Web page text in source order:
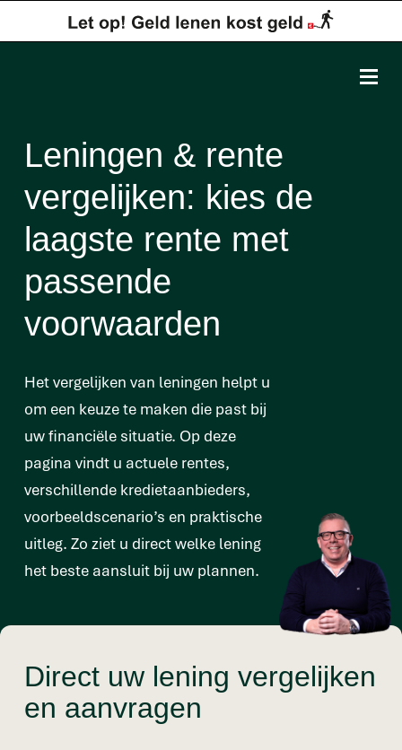
Leningen & rente
vergelijken: kies de
laagste rente met
passende
voorwaarden
Het vergelijken van leningen helpt u
om een keuze te maken die past bij
uw financiële situatie. Op deze
pagina vindt u actuele rentes,
verschillende kredietaanbieders,
voorbeeldscenario’s en praktische
uitleg. Zo ziet u direct welke lening
het beste aansluit bij uw plannen.
Direct uw lening vergelijken
en aanvragen